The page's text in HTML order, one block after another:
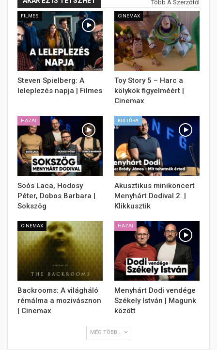
Több A Szerzőtől
FILMES
Steven Spielberg: A
leleplezés napja | Filmes
CINEMAX
Toy Story 5 – Harc a
kölykök figyelméért |
Cinemax
HAZAI
Soós Laca, Hodosy
Péter, Dobos Barbara |
Sokszög
KULTÚRA
Akusztikus minikoncert
Menyhárt Dodival 2. |
Klikkusztik
CINEMAX
Backrooms: A világháló
rémálma a mozivásznon
| Cinemax
HAZAI
Menyhárt Dodi vendége
Székely István | Magunk
között
MÉG TÖBB...